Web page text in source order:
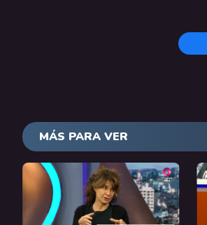
MÁS PARA VER